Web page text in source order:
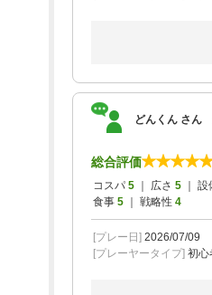
どんくん さん
総合評価
コスパ 5 ｜ 広さ 5 ｜ 設
食事 5 ｜ 戦略性 4
[プレー日] 2026/07/09 [
[プレーヤータイプ] 初心